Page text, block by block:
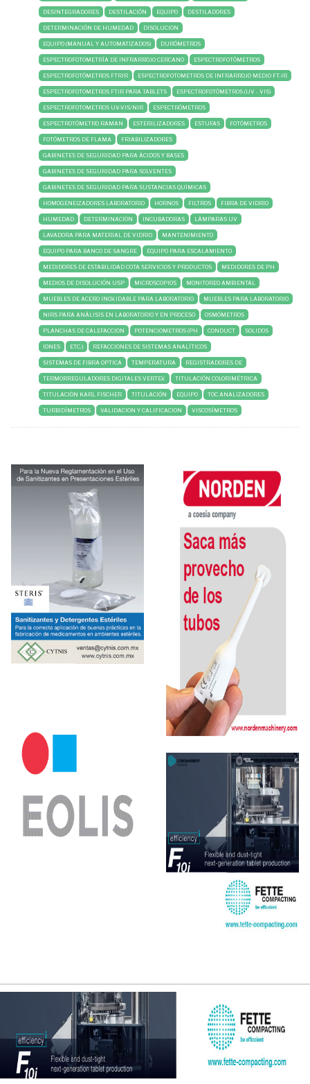
DESINTEGRADORES DESTILACIÓN EQUIPO DESTILADORES
DETERMINACIÓN DE HUMEDAD DISOLUCION
EQUIPO (MANUAL Y AUTOMATIZADOS) DURÓMETROS
ESPECTROFOTOMETRÍA DE INFRARROJO CERCANO ESPECTROFOTÓMETROS
ESPECTROFOTÓMETROS FTRIR ESPECTROFOTOMETROS DE INFRARROJO MEDIO FT-IR
ESPECTROFOTOMETROS FTIR PARA TABLETS ESPECTROFOTÓMETROS (UV - VIS)
ESPECTROFOTOMETROS UV-VIS/NIR ESPECTRÓMETROS
ESPECTROTÓMETRO RAMAN ESTERILIZADORES ESTUFAS FOTÓMETROS
FOTÓMETROS DE FLAMA FRIABILIZADORES
GABINETES DE SEGURIDAD PARA ÁCIDOS Y BASES
GABINETES DE SEGURIDAD PARA SOLVENTES
GABINETES DE SEGURIDAD PARA SUSTANCIAS QUÍMICAS
HOMOGENEIZADORES LABORATORIO HORNOS FILTROS FIBRA DE VIDRIO
HUMEDAD DETERMINACIÓN INCUBADORAS LÁMPARAS UV
LAVADORA PARA MATERIAL DE VIDRIO MANTENIMIENTO
EQUIPO PARA BANCO DE SANGRE EQUIPO PARA ESCALAMIENTO
MEDIDORES DE ESTABILIDAD COTA SERVICIOS Y PRODUCTOS MEDIDORES DE PH
MEDIOS DE DISOLUCIÓN USP MICROSCOPIOS MONITOREO AMBIENTAL
MUEBLES DE ACER0 INOXIDABLE PARA LABORATORIO MUEBLES PARA LABORATORIO
NIRS PARA ANÁLISIS EN LABORATORIO Y EN PROCESO OSMÓMETROS
PLANCHAS DE CALEFACCION POTENCIOMETROS (PH CONDUCT SOLIDOS
IONES ETC.) REFACCIONES DE SISTEMAS ANALÍTICOS
SISTEMAS DE FIBRA OPTICA TEMPERATURA REGISTRADORES DE
TERMORREGULADORES DIGITALES VERTEX TITULACIÓN COLORIMÉTRICA
TITULACIÓN KARL FISCHER TITULACIÓN EQUIPO TOC ANALIZADORES
TURBIDÍMETROS VALIDACION Y CALIFICACION VISCOSÍMETROS